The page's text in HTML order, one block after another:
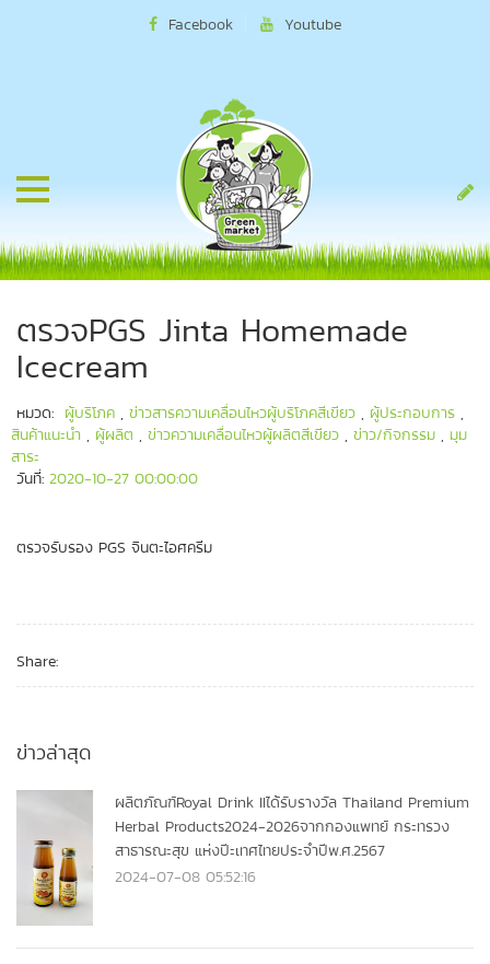
Facebook Youtube
ตรวจPGS Jinta Homemade
Icecream
หมวด: ผู้บริโภค , ข่าวสารความเคลื่อนไหวผู้บริโภคสีเขียว , ผู้ประกอบการ ,
สินค้าแนะนำ , ผู้ผลิต , ข่าวความเคลื่อนไหวผู้ผลิตสีเขียว , ข่าว/กิจกรรม , มุม
สาระ
วันที่: 2020-10-27 00:00:00
ตรวจรับรอง PGS จินตะไอศครีม
Share:
ข่าวล่าสุด
ผลิตภัณฑ์Royal Drink IIได้รับรางวัล Thailand Premium
Herbal Products2024-2026จากกองแพทย์ กระทรวง
สาธารณะสุข แห่งปีะเทศไทยประจำปีพ.ศ.2567
2024-07-08 05:52:16